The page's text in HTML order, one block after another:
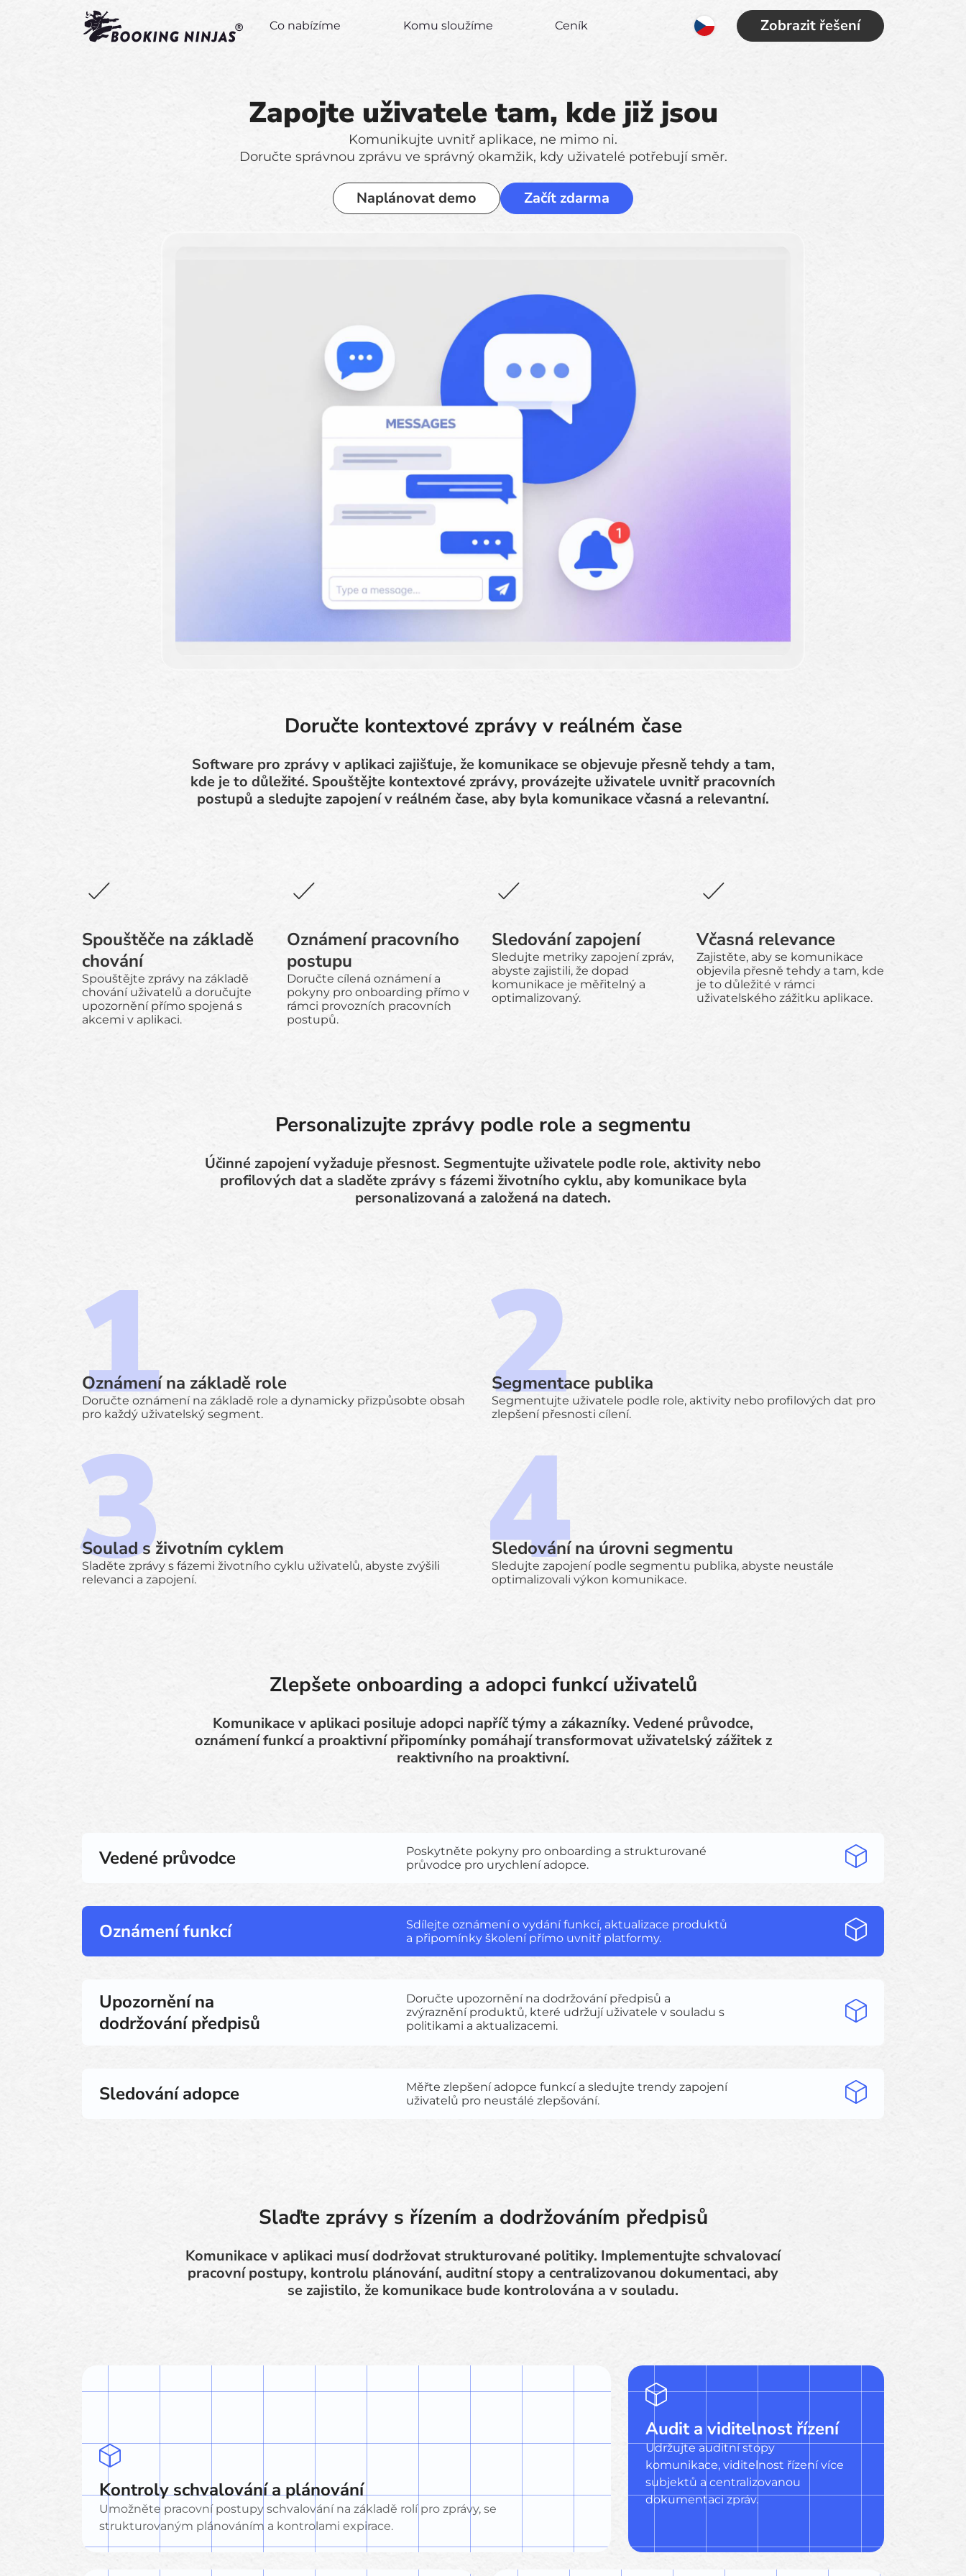
Zobrazit řešení
Co nabízíme Komu sloužíme Ceník
Zapojte uživatele tam, kde již jsou
Komunikujte uvnitř aplikace, ne mimo ni.
Doručte správnou zprávu ve správný okamžik, kdy uživatelé potřebují směr.
Naplánovat demo Začít zdarma
Doručte kontextové zprávy v reálném čase
Software pro zprávy v aplikaci zajišťuje, že komunikace se objevuje přesně tehdy a tam,
kde je to důležité. Spouštějte kontextové zprávy, provázejte uživatele uvnitř pracovních
postupů a sledujte zapojení v reálném čase, aby byla komunikace včasná a relevantní.
Spouštěče na základě
chování
Spouštějte zprávy na základě
chování uživatelů a doručujte
upozornění přímo spojená s
akcemi v aplikaci.
Oznámení pracovního
postupu
Doručte cílená oznámení a
pokyny pro onboarding přímo v
rámci provozních pracovních
postupů.
Sledování zapojení
Sledujte metriky zapojení zpráv,
abyste zajistili, že dopad
komunikace je měřitelný a
optimalizovaný.
Včasná relevance
Zajistěte, aby se komunikace
objevila přesně tehdy a tam, kde
je to důležité v rámci
uživatelského zážitku aplikace.
Personalizujte zprávy podle role a segmentu
Účinné zapojení vyžaduje přesnost. Segmentujte uživatele podle role, aktivity nebo
profilových dat a sladěte zprávy s fázemi životního cyklu, aby komunikace byla
personalizovaná a založená na datech.
Oznámení na základě role
Doručte oznámení na základě role a dynamicky přizpůsobte obsah
pro každý uživatelský segment.
Segmentace publika
Segmentujte uživatele podle role, aktivity nebo profilových dat pro
zlepšení přesnosti cílení.
Soulad s životním cyklem
Sladěte zprávy s fázemi životního cyklu uživatelů, abyste zvýšili
relevanci a zapojení.
Sledování na úrovni segmentu
Sledujte zapojení podle segmentu publika, abyste neustále
optimalizovali výkon komunikace.
Zlepšete onboarding a adopci funkcí uživatelů
Komunikace v aplikaci posiluje adopci napříč týmy a zákazníky. Vedené průvodce,
oznámení funkcí a proaktivní připomínky pomáhají transformovat uživatelský zážitek z
reaktivního na proaktivní.
Vedené průvodce
Poskytněte pokyny pro onboarding a strukturované
průvodce pro urychlení adopce.
Oznámení funkcí
Sdílejte oznámení o vydání funkcí, aktualizace produktů
a připomínky školení přímo uvnitř platformy.
Upozornění na
dodržování předpisů
Doručte upozornění na dodržování předpisů a
zvýraznění produktů, které udržují uživatele v souladu s
politikami a aktualizacemi.
Sledování adopce
Měřte zlepšení adopce funkcí a sledujte trendy zapojení
uživatelů pro neustálé zlepšování.
Slaďte zprávy s řízením a dodržováním předpisů
Komunikace v aplikaci musí dodržovat strukturované politiky. Implementujte schvalovací
pracovní postupy, kontrolu plánování, auditní stopy a centralizovanou dokumentaci, aby
se zajistilo, že komunikace bude kontrolována a v souladu.
Kontroly schvalování a plánování
Umožněte pracovní postupy schvalování na základě rolí pro zprávy, se
strukturovaným plánováním a kontrolami expirace.
Audit a viditelnost řízení
Udržujte auditní stopy
komunikace, viditelnost řízení více
subjektů a centralizovanou
dokumentaci zpráv.